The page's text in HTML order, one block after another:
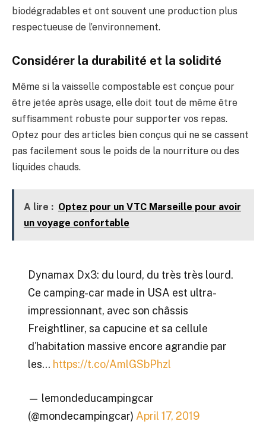
biodégradables et ont souvent une production plus
respectueuse de l’environnement.
Considérer la durabilité et la solidité
Même si la vaisselle compostable est conçue pour
être jetée après usage, elle doit tout de même être
suffisamment robuste pour supporter vos repas.
Optez pour des articles bien conçus qui ne se cassent
pas facilement sous le poids de la nourriture ou des
liquides chauds.
A lire : Optez pour un VTC Marseille pour avoir
un voyage confortable
Dynamax Dx3: du lourd, du très très lourd.
Ce camping-car made in USA est ultra-
impressionnant, avec son châssis
Freightliner, sa capucine et sa cellule
d'habitation massive encore agrandie par
les… https://t.co/AmlGSbPhzl
— lemondeducampingcar
(@mondecampingcar) April 17, 2019